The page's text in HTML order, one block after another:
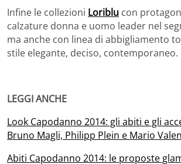
Infine le collezioni Loriblu con
calzature donna e uomo leader nel
ma anche con linea di abbigliamento
stile elegante, deciso, contemporaneo.
LEGGI ANCHE
Look Capodanno 2014: gli abiti e gli
Bruno Magli, Philipp Plein e Mario
Abiti Capodanno 2014: le proposte